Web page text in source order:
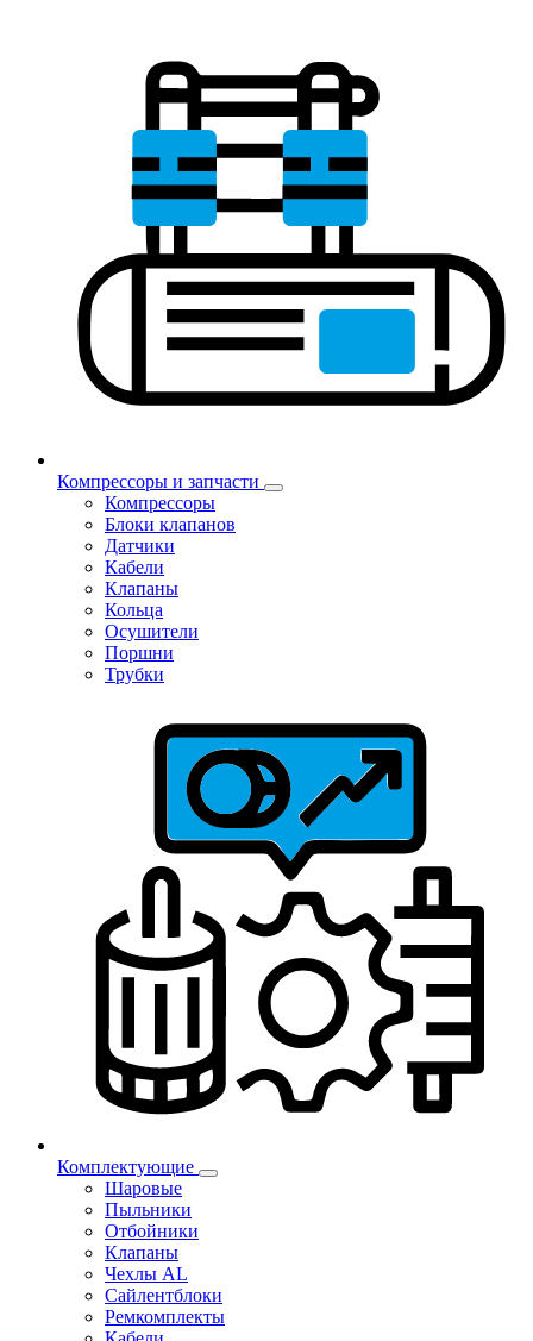
Компрессоры и запчасти
Компрессоры
Блоки клапанов
Датчики
Кабели
Клапаны
Кольца
Осушители
Поршни
Трубки
Комплектующие
Шаровые
Пыльники
Отбойники
Клапаны
Чехлы AL
Сайлентблоки
Ремкомплекты